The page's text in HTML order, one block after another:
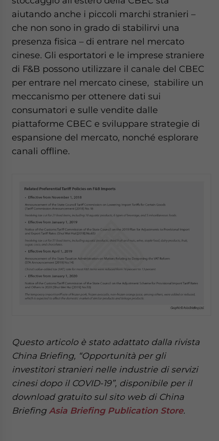
aiutando anche i piccoli marchi stranieri –
che non sono in grado di stabilirvi una
presenza fisica – di entrare nel mercato
cinese. Gli esportatori e le imprese straniere
di F&B possono utilizzare il canale del CBEC
per entrare nel mercato cinese, stabilire un
meccanismo per ottenere dati sui
consumatori e sulle vendite dalle
piattaforme CBEC e sviluppare strategie di
espansione del mercato, nonché esplorare
canali offline.
Questo articolo è stato adattato dalla rivista
China Briefing, “Opportunità per gli
investitori stranieri nelle industrie di servizi
cinesi dopo il COVID-19”, disponibile per il
download gratuito sul sito web di China
Briefing Asia Briefing Publication Store.